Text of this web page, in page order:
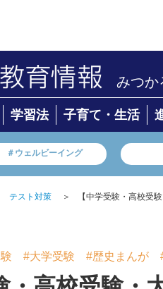
みつか
学習法 子育て・生活
＃ウェルビーイング
テスト対策 ＞ 【中学受験・高校受
#大学受験 #歴史まんが